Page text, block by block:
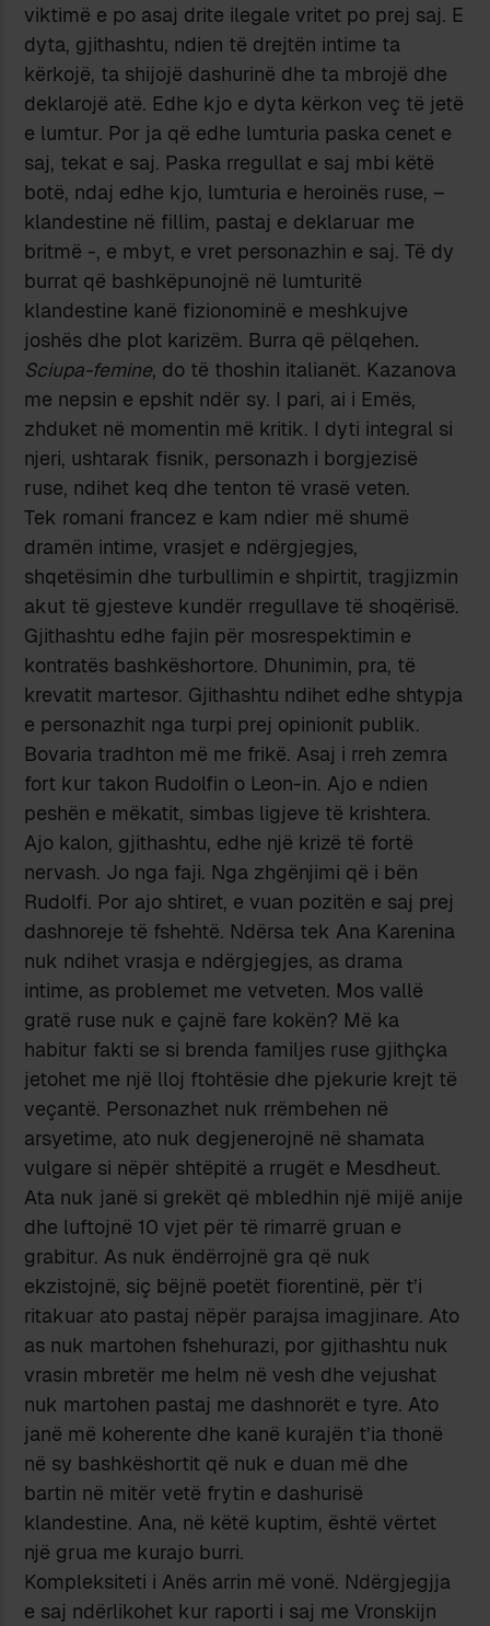
viktimë e po asaj drite ilegale vritet po prej saj. E
dyta, gjithashtu, ndien të drejtën intime ta
kërkojë, ta shijojë dashurinë dhe ta mbrojë dhe
deklarojë atë. Edhe kjo e dyta kërkon veç të jetë
e lumtur. Por ja që edhe lumturia paska cenet e
saj, tekat e saj. Paska rregullat e saj mbi këtë
botë, ndaj edhe kjo, lumturia e heroinës ruse, –
klandestine në fillim, pastaj e deklaruar me
britmë -, e mbyt, e vret personazhin e saj. Të dy
burrat që bashkëpunojnë në lumturitë
klandestine kanë fizionominë e meshkujve
joshës dhe plot karizëm. Burra që pëlqehen.
Sciupa-femine, do të thoshin italianët. Kazanova
me nepsin e epshit ndër sy. I pari, ai i Emës,
zhduket në momentin më kritik. I dyti integral si
njeri, ushtarak fisnik, personazh i borgjezisë
ruse, ndihet keq dhe tenton të vrasë veten.
Tek romani francez e kam ndier më shumë
dramën intime, vrasjet e ndërgjegjes,
shqetësimin dhe turbullimin e shpirtit, tragjizmin
akut të gjesteve kundër rregullave të shoqërisë.
Gjithashtu edhe fajin për mosrespektimin e
kontratës bashkëshortore. Dhunimin, pra, të
krevatit martesor. Gjithashtu ndihet edhe shtypja
e personazhit nga turpi prej opinionit publik.
Bovaria tradhton më me frikë. Asaj i rreh zemra
fort kur takon Rudolfin o Leon-in. Ajo e ndien
peshën e mëkatit, simbas ligjeve të krishtera.
Ajo kalon, gjithashtu, edhe një krizë të fortë
nervash. Jo nga faji. Nga zhgënjimi që i bën
Rudolfi. Por ajo shtiret, e vuan pozitën e saj prej
dashnoreje të fshehtë. Ndërsa tek Ana Karenina
nuk ndihet vrasja e ndërgjegjes, as drama
intime, as problemet me vetveten. Mos vallë
gratë ruse nuk e çajnë fare kokën? Më ka
habitur fakti se si brenda familjes ruse gjithçka
jetohet me një lloj ftohtësie dhe pjekurie krejt të
veçantë. Personazhet nuk rrëmbehen në
arsyetime, ato nuk degjenerojnë në shamata
vulgare si nëpër shtëpitë a rrugët e Mesdheut.
Ata nuk janë si grekët që mbledhin një mijë anije
dhe luftojnë 10 vjet për të rimarrë gruan e
grabitur. As nuk ëndërrojnë gra që nuk
ekzistojnë, siç bëjnë poetët fiorentinë, për t’i
ritakuar ato pastaj nëpër parajsa imagjinare. Ato
as nuk martohen fshehurazi, por gjithashtu nuk
vrasin mbretër me helm në vesh dhe vejushat
nuk martohen pastaj me dashnorët e tyre. Ato
janë më koherente dhe kanë kurajën t’ia thonë
në sy bashkëshortit që nuk e duan më dhe
bartin në mitër vetë frytin e dashurisë
klandestine. Ana, në këtë kuptim, është vërtet
një grua me kurajo burri.
Kompleksiteti i Anës arrin më vonë. Ndërgjegjja
e saj ndërlikohet kur raporti i saj me Vronskijn